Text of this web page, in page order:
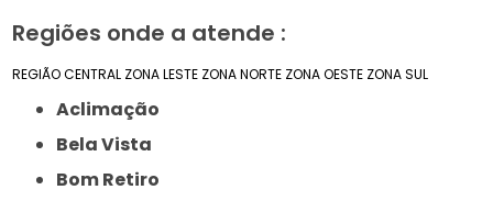
Regiões onde a atende :
REGIÃO CENTRAL ZONA LESTE ZONA NORTE ZONA OESTE ZONA SUL
Aclimação
Bela Vista
Bom Retiro